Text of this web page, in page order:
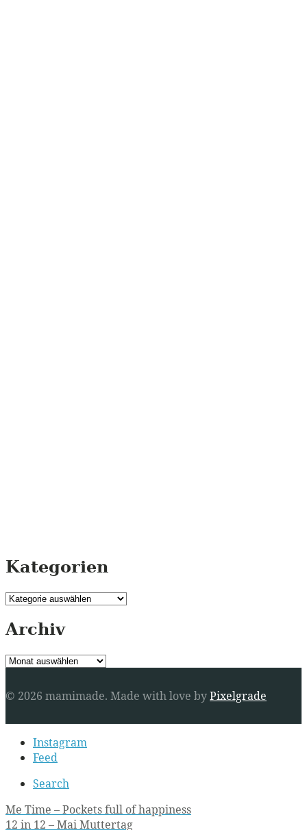
Kategorien
Kategorien
Archiv
Archiv
© 2026 mamimade. Made with love byPixelgrade
Secondary
navigationInstagram
Feed
Search
Post
Me Time – Pockets full of happiness
12 in 12 – Mai Muttertag